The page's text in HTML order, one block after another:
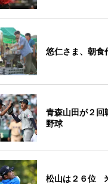
悠仁さま、朝食
青森山田が２
野球
松山は２６位